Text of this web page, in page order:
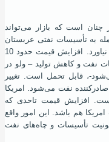
است که بازار می‌تواند
به تأسیسات نفتی عربستان
و کاهش صدور نفت این کشور، تب قیمت پدید نیاورد. افزایش قیمت حدود 10
نفت و کاهش تولید – ولو در
، قابل تحمل است. تغییر
نفت می‌شود. امریکا
افزایش قیمت تاحدی که
هم باشد. این امور واقع
تأسیسات و چاه‌های نفت